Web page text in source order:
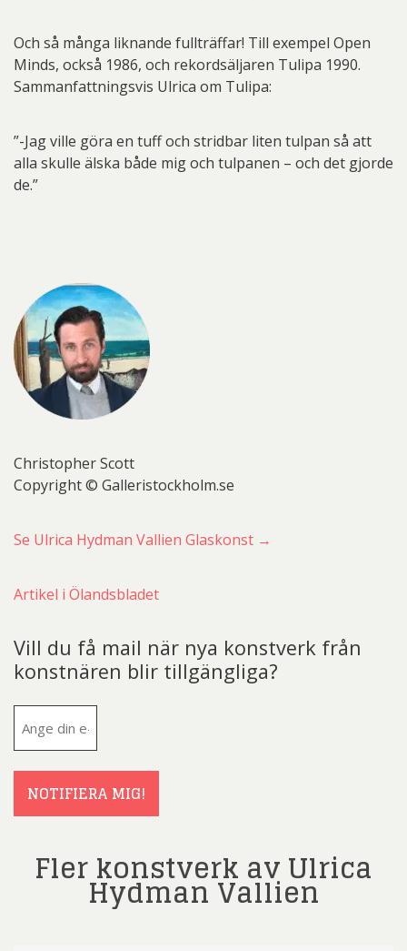
Och så många liknande fullträffar! Till exempel Open
Minds, också 1986, och rekordsäljaren Tulipa 1990.
Sammanfattningsvis Ulrica om Tulipa:
”-Jag ville göra en tuff och stridbar liten tulpan så att
alla skulle älska både mig och tulpanen – och det gjorde
de.”
Christopher Scott
Copyright © Galleristockholm.se
Se Ulrica Hydman Vallien Glaskonst →
Artikel i Ölandsbladet
Vill du få mail när nya konstverk från
konstnären blir tillgängliga?
NOTIFIERA MIG!
Fler konstverk av Ulrica
Hydman Vallien